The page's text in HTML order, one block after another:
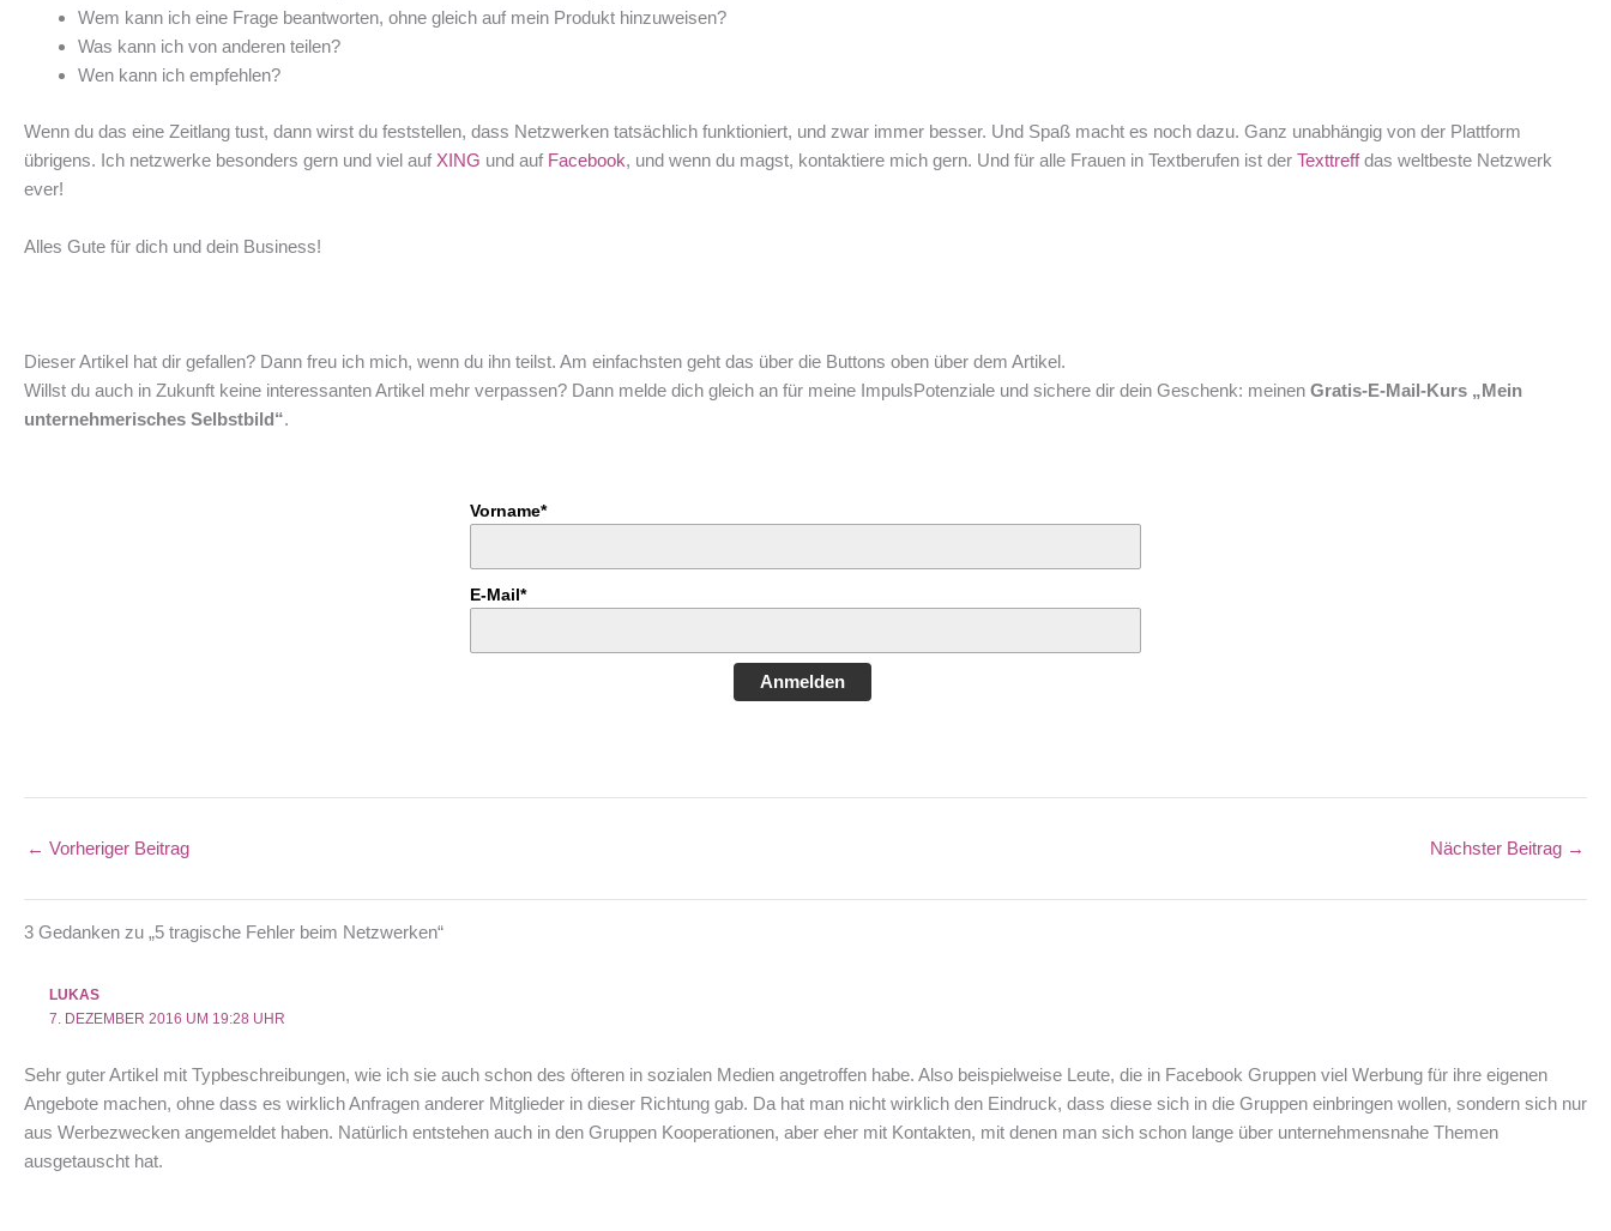
Wem kann ich eine Frage beantworten, ohne gleich auf mein Produkt hinzuweisen?
Was kann ich von anderen teilen?
Wen kann ich empfehlen?
Wenn du das eine Zeitlang tust, dann wirst du feststellen, dass Netzwerken tatsächlich funktioniert, und zwar immer besser. Und Spaß macht es noch dazu. Ganz unabhängig von der Plattform
übrigens. Ich netzwerke besonders gern und viel auf XING und auf Facebook, und wenn du magst, kontaktiere mich gern. Und für alle Frauen in Textberufen ist der Texttreffdas weltbeste Netzwerk
ever!
Alles Gute für dich und dein Business!
Dieser Artikel hat dir gefallen? Dann freu ich mich, wenn du ihn teilst. Am einfachsten geht das über die Buttons oben über dem Artikel.
Willst du auch in Zukunft keine interessanten Artikel mehr verpassen? Dann melde dich gleich an für meine ImpulsPotenziale und sichere dir dein Geschenk: meinen Gratis-E-Mail-Kurs „Mein
unternehmerisches Selbstbild“.
Vorname*
E-Mail*
Anmelden
← Vorheriger Beitrag Nächster Beitrag →
3 Gedanken zu „5 tragische Fehler beim Netzwerken“
LUKAS
7. DEZEMBER 2016 UM 19:28 UHR
Sehr guter Artikel mit Typbeschreibungen, wie ich sie auch schon des öfteren in sozialen Medien angetroffen habe. Also beispielweise Leute, die in Facebook Gruppen viel Werbung für ihre eigenen
Angebote machen, ohne dass es wirklich Anfragen anderer Mitglieder in dieser Richtung gab. Da hat man nicht wirklich den Eindruck, dass diese sich in die Gruppen einbringen wollen, sondern sich nur
aus Werbezwecken angemeldet haben. Natürlich entstehen auch in den Gruppen Kooperationen, aber eher mit Kontakten, mit denen man sich schon lange über unternehmensnahe Themen
ausgetauscht hat.